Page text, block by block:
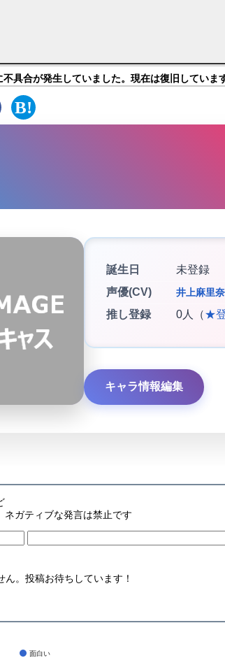
具合が発生していました。現在は復旧していま
誕生日
未登録
声優(CV)
井上麻里奈
推し登録 0人（★
キャラ情報編集
ネガティブな発言は禁止です
。投稿お待ちしています！
面白い